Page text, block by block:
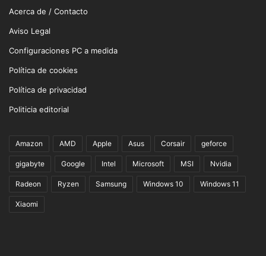
Acerca de / Contacto
Aviso Legal
Configuraciones PC a medida
Política de cookies
Política de privacidad
Politicia editorial
Amazon AMD Apple Asus Corsair geforce
gigabyte Google Intel Microsoft MSI Nvidia
Radeon Ryzen Samsung Windows 10 Windows 11
Xiaomi